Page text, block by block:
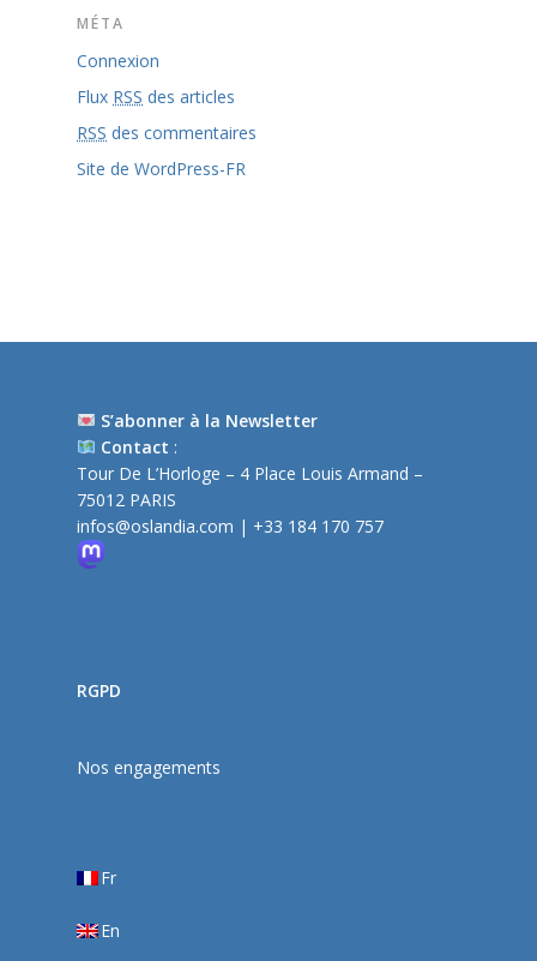
MÉTA
Connexion
Flux RSS des articles
RSS des commentaires
Site de WordPress-FR
S’abonner à la Newsletter
Contact :
Tour De L’Horloge – 4 Place Louis Armand –
75012 PARIS
infos@oslandia.com | +33 184 170 757
RGPD
Nos engagements
Fr
En